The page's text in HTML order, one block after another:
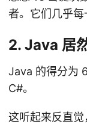
者。它们几乎每
2. Java 居
Java 的得分为
C#。
这听起来反直